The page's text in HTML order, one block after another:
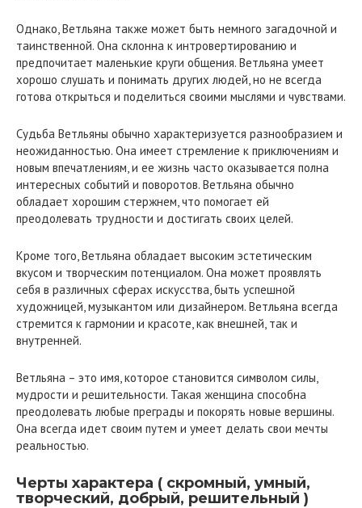
Однако, Ветльяна также может быть немного загадочной и
таинственной. Она склонна к интровертированию и
предпочитает маленькие круги общения. Ветльяна умеет
хорошо слушать и понимать других людей, но не всегда
готова открыться и поделиться своими мыслями и чувствами.
Судьба Ветльяны обычно характеризуется разнообразием и
неожиданностью. Она имеет стремление к приключениям и
новым впечатлениям, и ее жизнь часто оказывается полна
интересных событий и поворотов. Ветльяна обычно
обладает хорошим стержнем, что помогает ей
преодолевать трудности и достигать своих целей.
Кроме того, Ветльяна обладает высоким эстетическим
вкусом и творческим потенциалом. Она может проявлять
себя в различных сферах искусства, быть успешной
художницей, музыкантом или дизайнером. Ветльяна всегда
стремится к гармонии и красоте, как внешней, так и
внутренней.
Ветльяна – это имя, которое становится символом силы,
мудрости и решительности. Такая женщина способна
преодолевать любые преграды и покорять новые вершины.
Она всегда идет своим путем и умеет делать свои мечты
реальностью.
Черты характера ( скромный, умный,
творческий, добрый, решительный )